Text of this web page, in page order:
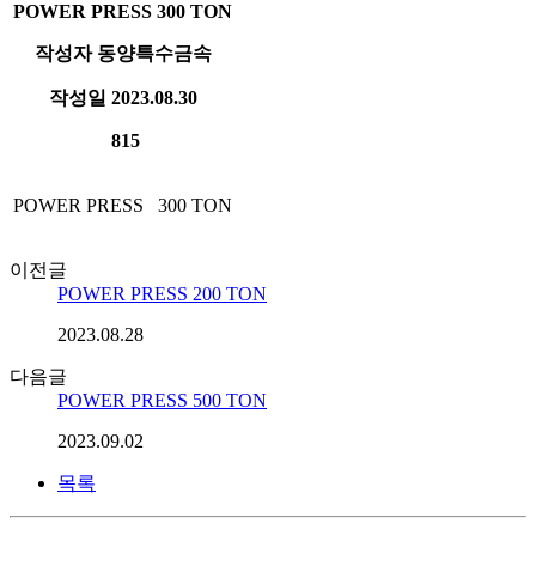
POWER PRESS 300 TON
작성자동양특수금속
작성일 2023.08.30
815
POWER PRESS 300 TON
이전글
POWER PRESS 200 TON
2023.08.28
다음글
POWER PRESS 500 TON
2023.09.02
목록